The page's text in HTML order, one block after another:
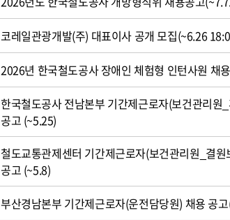
코레일관광개발(주) 대표이사 공개 모집(~6.26
2026년 한국철도공사 장애인 체험형 인턴사원 채
한국철도공사 전남본부 기간제근로자(보건관리원
공고 (~5.25)
철도교통관제센터 기간제근로자(보건관리원_결
공고 (~5.8)
부산경남본부 기간제근로자(운전담당원) 채용 공